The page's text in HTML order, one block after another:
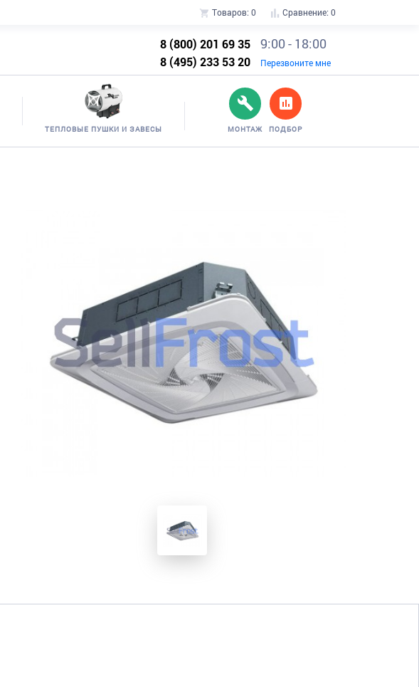
Товаров: 0 Сравнение: 0
8 (800) 201 69 35
8 (495) 233 53 20
9:00 - 18:00
Перезвоните мне
ТЕПЛОВЫЕ ПУШКИ И ЗАВЕСЫ МОНТАЖ ПОДБОР